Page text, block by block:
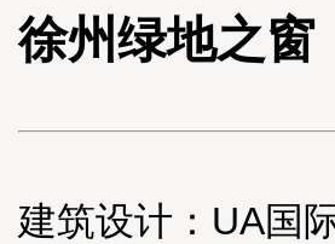
徐州绿地之
建筑设计：UA国